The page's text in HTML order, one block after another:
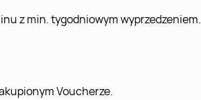
z min. tygodniowym wyprzedzeniem.
Voucherze.